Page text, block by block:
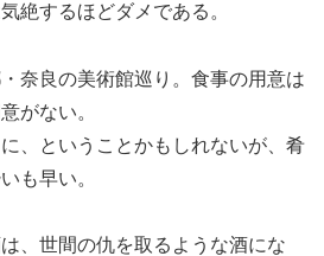
絶するほどダメである。
奈良の美術館巡り。食事の用意は
がない。
、ということかもしれないが、肴
も早い。
、世間の仇を取るような酒にな